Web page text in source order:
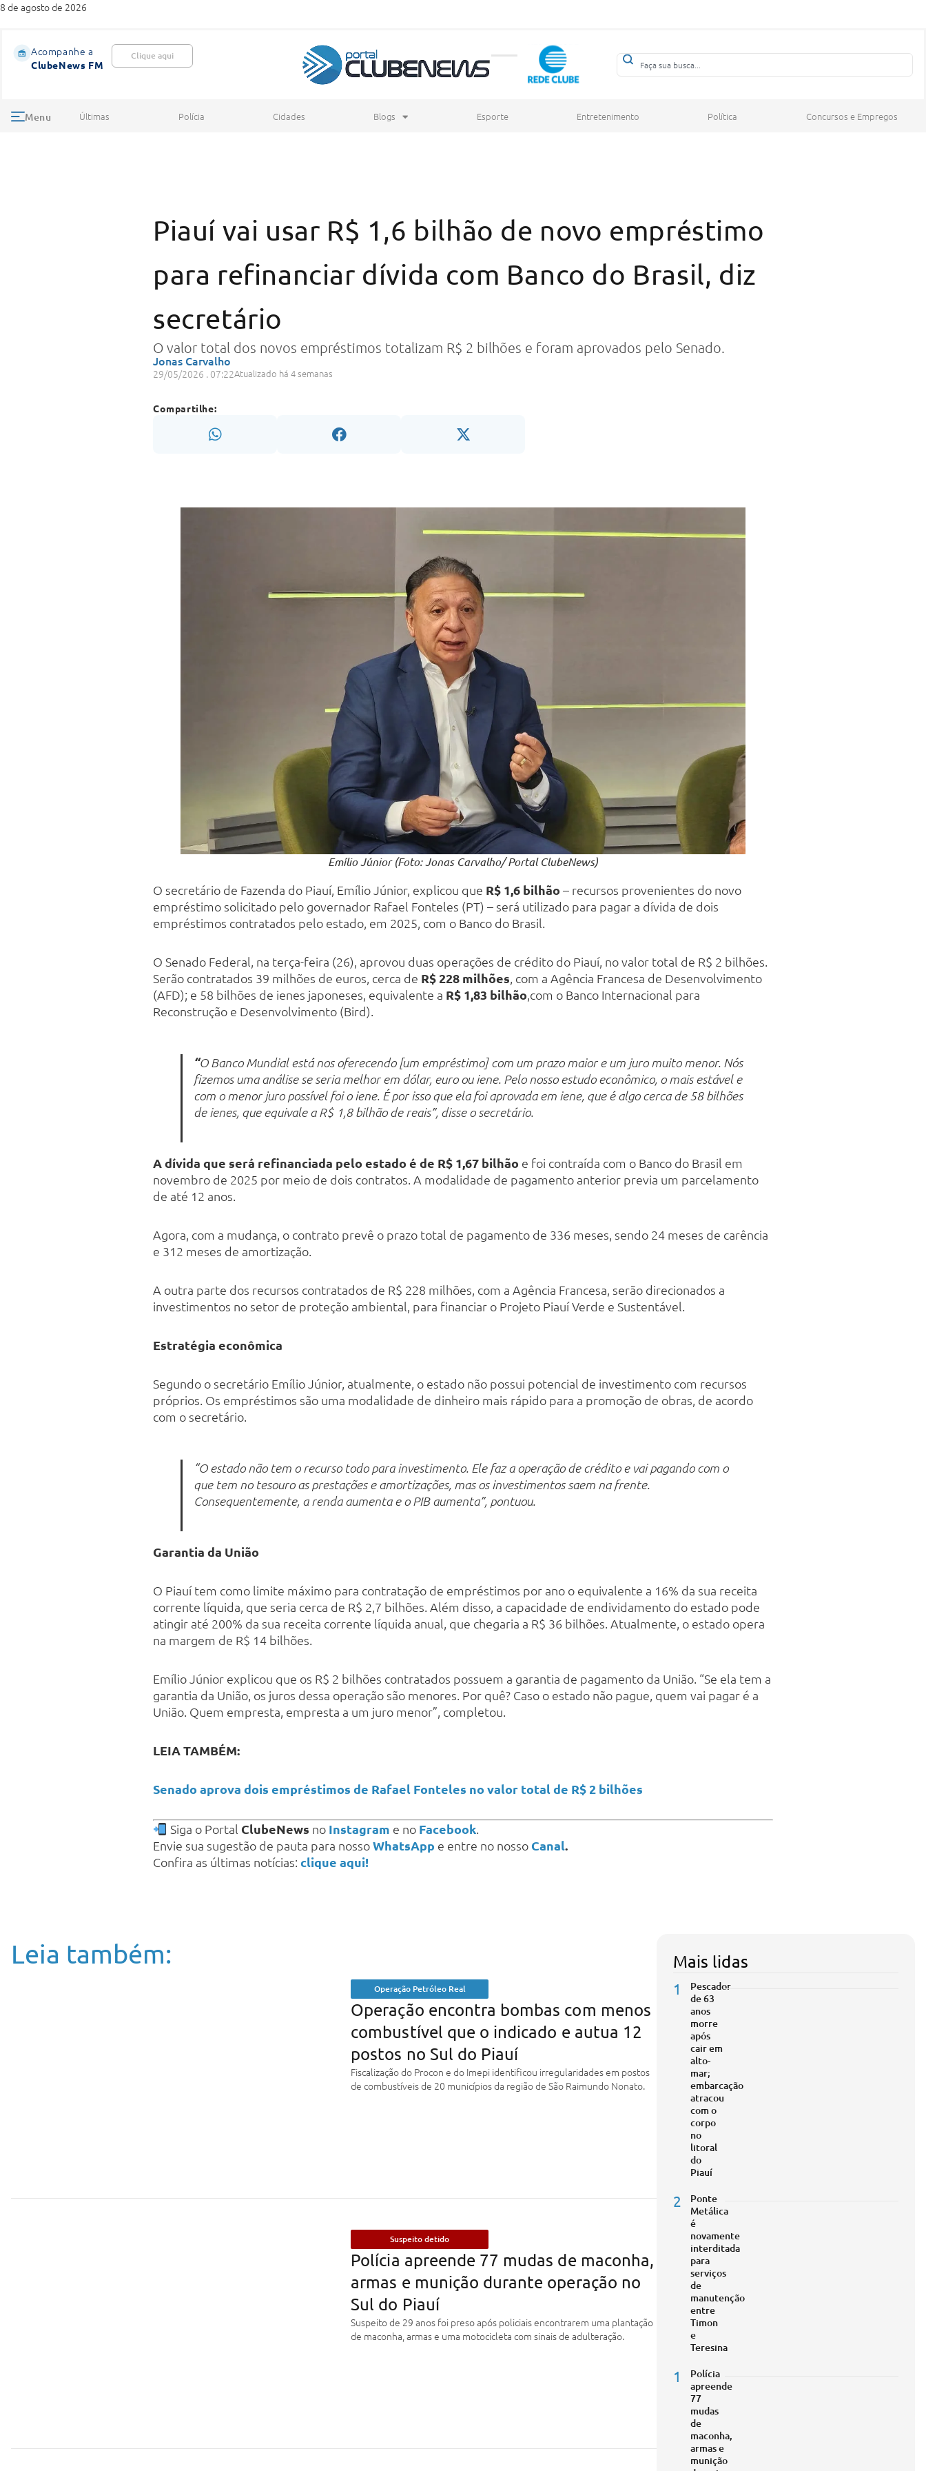
8 de agosto de 2026
Acompanhe a
ClubeNews FM
Clique aqui
Menu Últimas Polícia Cidades Blogs Esporte Entretenimento Política Concursos e Empregos
Piauí vai usar R$ 1,6 bilhão de novo empréstimo
para refinanciar dívida com Banco do Brasil, diz
secretário
O valor total dos novos empréstimos totalizam R$ 2 bilhões e foram aprovados pelo Senado.
Jonas Carvalho
29/05/2026 . 07:22Atualizado há 4 semanas
Compartilhe:
Emílio Júnior (Foto: Jonas Carvalho/ Portal ClubeNews)
O secretário de Fazenda do Piauí, Emílio Júnior, explicou que R$ 1,6 bilhão – recursos provenientes do novo
empréstimo solicitado pelo governador Rafael Fonteles (PT) – será utilizado para pagar a dívida de dois
empréstimos contratados pelo estado, em 2025, com o Banco do Brasil.
O Senado Federal, na terça-feira (26), aprovou duas operações de crédito do Piauí, no valor total de R$ 2 bilhões.
Serão contratados 39 milhões de euros, cerca de R$ 228 milhões, com a Agência Francesa de Desenvolvimento
(AFD); e 58 bilhões de ienes japoneses, equivalente a R$ 1,83 bilhão,com o Banco Internacional para
Reconstrução e Desenvolvimento (Bird).
“O Banco Mundial está nos oferecendo [um empréstimo] com um prazo maior e um juro muito menor. Nós
fizemos uma análise se seria melhor em dólar, euro ou iene. Pelo nosso estudo econômico, o mais estável e
com o menor juro possível foi o iene. É por isso que ela foi aprovada em iene, que é algo cerca de 58 bilhões
de ienes, que equivale a R$ 1,8 bilhão de reais”, disse o secretário.
A dívida que será refinanciada pelo estado é de R$ 1,67 bilhão e foi contraída com o Banco do Brasil em
novembro de 2025 por meio de dois contratos. A modalidade de pagamento anterior previa um parcelamento
de até 12 anos.
Agora, com a mudança, o contrato prevê o prazo total de pagamento de 336 meses, sendo 24 meses de carência
e 312 meses de amortização.
A outra parte dos recursos contratados de R$ 228 milhões, com a Agência Francesa, serão direcionados a
investimentos no setor de proteção ambiental, para financiar o Projeto Piauí Verde e Sustentável.
Estratégia econômica
Segundo o secretário Emílio Júnior, atualmente, o estado não possui potencial de investimento com recursos
próprios. Os empréstimos são uma modalidade de dinheiro mais rápido para a promoção de obras, de acordo
com o secretário.
“O estado não tem o recurso todo para investimento. Ele faz a operação de crédito e vai pagando com o
que tem no tesouro as prestações e amortizações, mas os investimentos saem na frente.
Consequentemente, a renda aumenta e o PIB aumenta”, pontuou.
Garantia da União
O Piauí tem como limite máximo para contratação de empréstimos por ano o equivalente a 16% da sua receita
corrente líquida, que seria cerca de R$ 2,7 bilhões. Além disso, a capacidade de endividamento do estado pode
atingir até 200% da sua receita corrente líquida anual, que chegaria a R$ 36 bilhões. Atualmente, o estado opera
na margem de R$ 14 bilhões.
Emílio Júnior explicou que os R$ 2 bilhões contratados possuem a garantia de pagamento da União. “Se ela tem a
garantia da União, os juros dessa operação são menores. Por quê? Caso o estado não pague, quem vai pagar é a
União. Quem empresta, empresta a um juro menor”, completou.
LEIA TAMBÉM:
Senado aprova dois empréstimos de Rafael Fonteles no valor total de R$ 2 bilhões
Siga o Portal ClubeNews no Instagram e no Facebook.
Envie sua sugestão de pauta para nossoWhatsApp e entre no nosso Canal.
Confira as últimas notícias: clique aqui!
Leia também:
Operação Petróleo Real
Operação encontra bombas com menos
combustível que o indicado e autua 12
postos no Sul do Piauí
Fiscalização do Procon e do Imepi identificou irregularidades em postos
de combustíveis de 20 municípios da região de São Raimundo Nonato.
Suspeito detido
Polícia apreende 77 mudas de maconha,
armas e munição durante operação no
Sul do Piauí
Suspeito de 29 anos foi preso após policiais encontrarem uma plantação
de maconha, armas e uma motocicleta com sinais de adulteração.
Mais lidas
1
Pescador
de 63
anos
morre
após
cair em
alto-
mar;
embarcação
atracou
com o
corpo
no
litoral
do
Piauí
2
Ponte
Metálica
é
novamente
interditada
para
serviços
de
manutenção
entre
Timon
e
Teresina
1
Polícia
apreende
77
mudas
de
maconha,
armas e
munição